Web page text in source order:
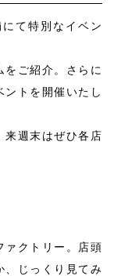
て特別なイベン
をご紹介。さらに
トを開催いたし
来週末はぜひ各店
ァクトリー。店頭
、じっくり見てみ